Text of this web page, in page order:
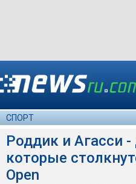
СПОРТ
Роддик и Агасси
которые
Open